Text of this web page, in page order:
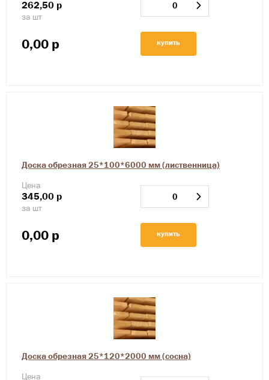
262,50 р
за шт
0,00 р купить
Доска обрезная 25*100*6000 мм (лиственница)
Цена
345,00 р
за шт
0,00 р купить
Доска обрезная 25*120*2000 мм (сосна)
Цена